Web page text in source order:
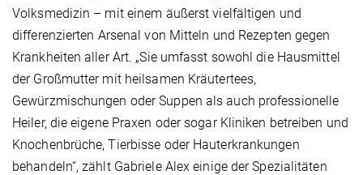
Volksmedizin – mit einem äußerst vielfältigen und
differenzierten Arsenal von Mitteln und Rezepten gegen
Krankheiten aller Art. „Sie umfasst sowohl die Hausmittel
der Großmutter mit heilsamen Kräutertees,
Gewürzmischungen oder Suppen als auch professionelle
Heiler, die eigene Praxen oder sogar Kliniken betreiben und
Knochenbrüche, Tierbisse oder Hauterkrankungen
behandeln“, zählt Gabriele Alex einige der Spezialitäten